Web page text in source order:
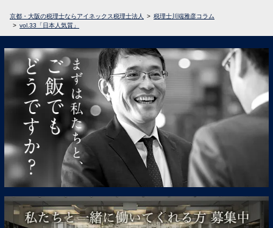
京都・大阪の税理士ならアイネックス税理士法人
税理士川端雅彦コラム
vol.33「日本人気質」